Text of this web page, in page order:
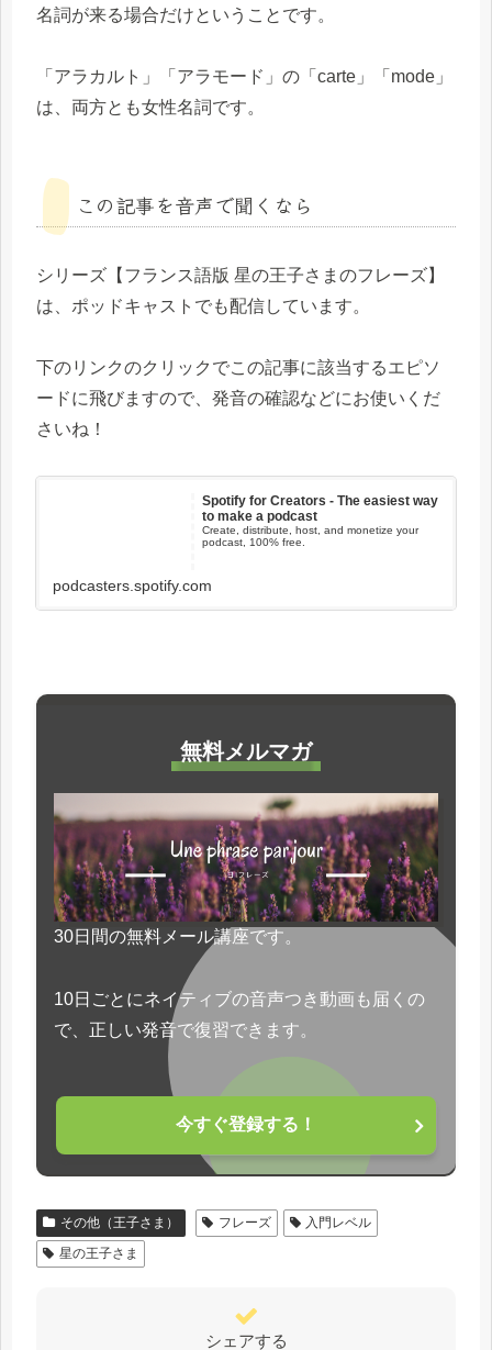
名詞が来る場合だけということです。
「アラカルト」「アラモード」の「carte」「mode」
は、両方とも女性名詞です。
この記事を音声で聞くなら
シリーズ【フランス語版 星の王子さまのフレーズ】
は、ポッドキャストでも配信しています。
下のリンクのクリックでこの記事に該当するエピソ
ードに飛びますので、発音の確認などにお使いくだ
さいね！
Spotify for Creators - The easiest way
to make a podcast
Create, distribute, host, and monetize your
podcast, 100% free.
podcasters.spotify.com
無料メルマガ
30日間の無料メール講座です。
10日ごとにネイティブの音声つき動画も届くの
で、正しい発音で復習できます。
今すぐ登録する！
その他（王子さま） フレーズ
入門レベル
星の王子さま
シェアする